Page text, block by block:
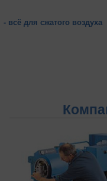
- всё для сжатого воздуха